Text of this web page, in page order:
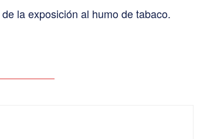
de la exposición al humo de tabaco.